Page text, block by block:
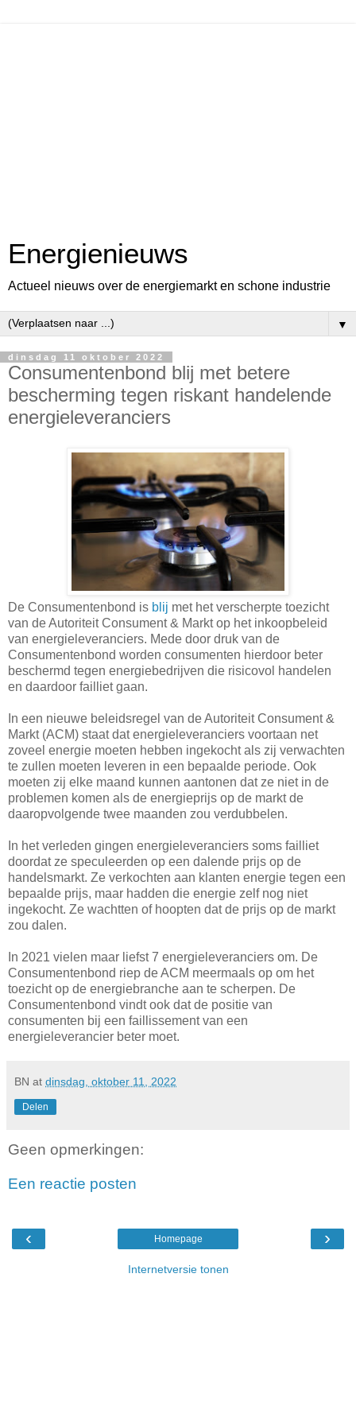
Energienieuws
Actueel nieuws over de energiemarkt en schone industrie
▼
dinsdag 11 oktober 2022
Consumentenbond blij met betere
bescherming tegen riskant handelende
energieleveranciers
De Consumentenbond is blij met het verscherpte toezicht
van de Autoriteit Consument & Markt op het inkoopbeleid
van energieleveranciers. Mede door druk van de
Consumentenbond worden consumenten hierdoor beter
beschermd tegen energiebedrijven die risicovol handelen
en daardoor failliet gaan.
In een nieuwe beleidsregel van de Autoriteit Consument &
Markt (ACM) staat dat energieleveranciers voortaan net
zoveel energie moeten hebben ingekocht als zij verwachten
te zullen moeten leveren in een bepaalde periode. Ook
moeten zij elke maand kunnen aantonen dat ze niet in de
problemen komen als de energieprijs op de markt de
daaropvolgende twee maanden zou verdubbelen.
In het verleden gingen energieleveranciers soms failliet
doordat ze speculeerden op een dalende prijs op de
handelsmarkt. Ze verkochten aan klanten energie tegen een
bepaalde prijs, maar hadden die energie zelf nog niet
ingekocht. Ze wachtten of hoopten dat de prijs op de markt
zou dalen.
In 2021 vielen maar liefst 7 energieleveranciers om. De
Consumentenbond riep de ACM meermaals op om het
toezicht op de energiebranche aan te scherpen. De
Consumentenbond vindt ook dat de positie van
consumenten bij een faillissement van een
energieleverancier beter moet.
BN at dinsdag, oktober 11, 2022
Delen
Geen opmerkingen:
Een reactie posten
‹ ›
Homepage
Internetversie tonen